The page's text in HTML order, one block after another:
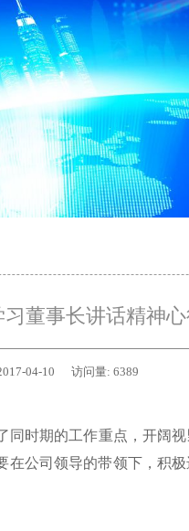
董事长讲话精神心
04-10 访问量: 6389
时期的工作重点，开阔
公司领导的带领下，积